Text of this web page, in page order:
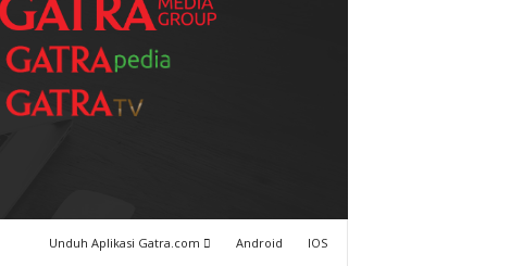
Unduh Aplikasi Gatra.com Android IOS